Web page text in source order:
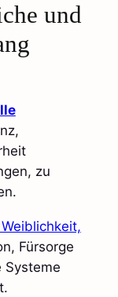
und
zu
Fürsorge
Systeme